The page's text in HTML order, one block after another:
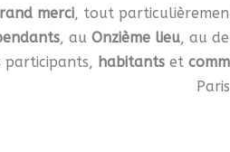
merci, tout
, au Onzième lieu, au
participants, habitants et